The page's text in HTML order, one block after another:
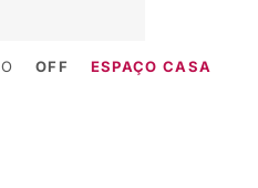
OFF ESPAÇO CASA